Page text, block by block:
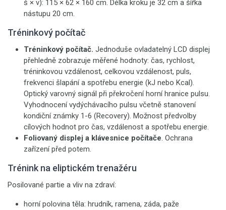
š × v): 115 × 62 × 160 cm. Délka kroku je 32 cm a šířka
nástupu 20 cm.
Tréninkový počítač
Tréninkový počítač. Jednoduše ovladatelný LCD displej
přehledně zobrazuje měřené hodnoty: čas, rychlost,
tréninkovou vzdálenost, celkovou vzdálenost, puls,
frekvenci šlapání a spotřebu energie (kJ nebo Kcal).
Optický varovný signál při překročení horní hranice pulsu.
Vyhodnocení vydýchávacího pulsu včetně stanovení
kondiční známky 1-6 (Recovery). Možnost předvolby
cílových hodnot pro čas, vzdálenost a spotřebu energie.
Foliovaný displej a klávesnice počítače. Ochrana
zařízení před potem.
Trénink na eliptickém trenažéru
Posilované partie a vliv na zdraví:
horní polovina těla: hrudník, ramena, záda, paže